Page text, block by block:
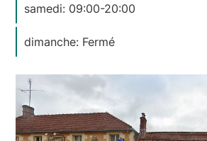
samedi: 09:00-20:00
dimanche: Fermé